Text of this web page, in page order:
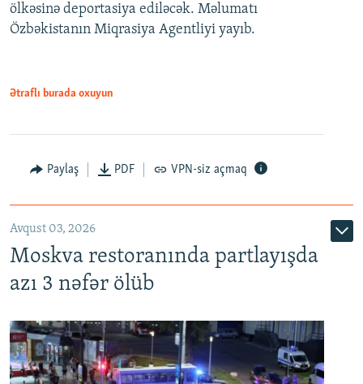
ölkəsinə deportasiya ediləcək. Məlumatı
Özbəkistanın Miqrasiya Agentliyi yayıb.
Ətraflı burada oxuyun
Paylaş PDF VPN-siz açmaq
Avqust 03, 2026
Moskva restoranında partlayışda
azı 3 nəfər ölüb